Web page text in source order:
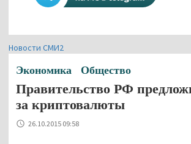
Новости СМИ2
Экономика Общество
Правительство РФ
за криптовалюты
26.10.2015 09:58